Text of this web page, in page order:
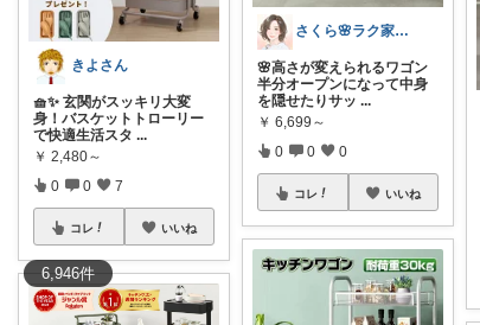
6,946件
きよさん
🧺✨ 玄関がスッキリ大変
身！バスケットトローリー
で快適生活スタ ...
￥ 2,480～
0 0 7
コレ いいね
さくら🌸ラク家事&便利な生活雑貨🏠️
🌸高さが変えられるワゴン
半分オープンになって中身
を隠せたりサッ ...
￥ 6,699～
0 0 0
コレ いいね